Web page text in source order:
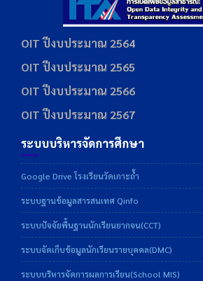
OIT ปีงบประมาณ 2564
OIT ปีงบประมาณ 2565
OIT ปีงบประมาณ 2566
OIT ปีงบประมาณ 2567
ระบบบริหารจัดการศึกษา
Google Drive โรงเรียนวัดเกาะถ้ำ
ระบบฐานข้อมูลสารสนเทศ Qinfo
ระบบปัจจัยพื้นฐานนักเรียนยากจน(CCT)
ระบบจัดเก็บข้อมูลนักเรียนรายบุคคล(DMC)
ระบบบริหารจัดการผลการเรียน(School MIS)